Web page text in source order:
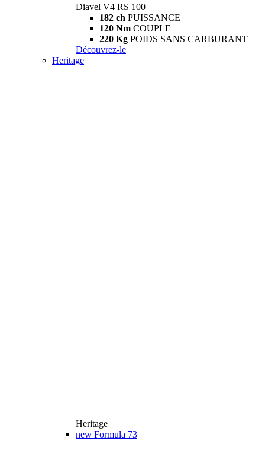
Diavel V4 RS 100
182 ch PUISSANCE
120 Nm COUPLE
220 Kg POIDS SANS CARBURANT
Découvrez-le
Heritage
Heritage
new Formula 73